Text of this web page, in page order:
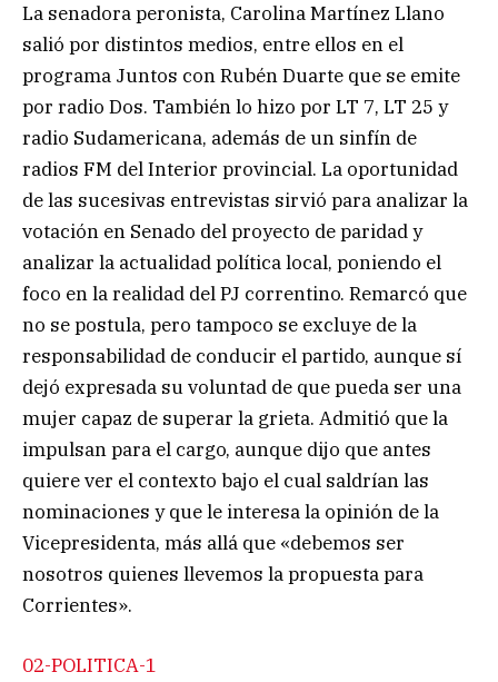
La senadora peronista, Carolina Martínez Llano
salió por distintos medios, entre ellos en el
programa Juntos con Rubén Duarte que se emite
por radio Dos. También lo hizo por LT 7, LT 25 y
radio Sudamericana, además de un sinfín de
radios FM del Interior provincial. La oportunidad
de las sucesivas entrevistas sirvió para analizar la
votación en Senado del proyecto de paridad y
analizar la actualidad política local, poniendo el
foco en la realidad del PJ correntino. Remarcó que
no se postula, pero tampoco se excluye de la
responsabilidad de conducir el partido, aunque sí
dejó expresada su voluntad de que pueda ser una
mujer capaz de superar la grieta. Admitió que la
impulsan para el cargo, aunque dijo que antes
quiere ver el contexto bajo el cual saldrían las
nominaciones y que le interesa la opinión de la
Vicepresidenta, más allá que «debemos ser
nosotros quienes llevemos la propuesta para
Corrientes».
02-POLITICA-1